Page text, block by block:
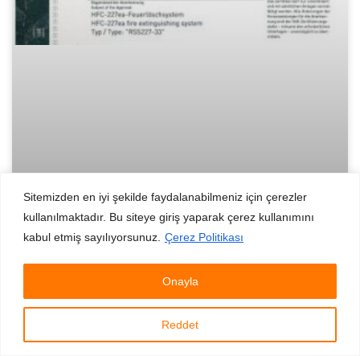
Sitemizden en iyi şekilde faydalanabilmeniz için çerezler
kullanılmaktadır. Bu siteye giriş yaparak çerez kullanımını
kabul etmiş sayılıyorsunuz. Çerez Politikası
Reddet
Onayla
HFC 227-ea (FM200) Gazlı Söndürme
Sistemlerimizin ”VdS” sertifikaları